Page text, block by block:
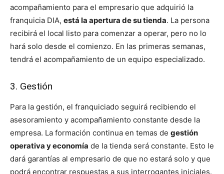
acompañamiento para el empresario que adquirió la
franquicia DIA, está la apertura de su tienda. La persona
recibirá el local listo para comenzar a operar, pero no lo
hará solo desde el comienzo. En las primeras semanas,
tendrá el acompañamiento de un equipo especializado.
3. Gestión
Para la gestión, el franquiciado seguirá recibiendo el
asesoramiento y acompañamiento constante desde la
empresa. La formación continua en temas de gestión
operativa y economía de la tienda será constante. Esto le
dará garantías al empresario de que no estará solo y que
podrá encontrar respuestas a sus interrogantes iniciales.